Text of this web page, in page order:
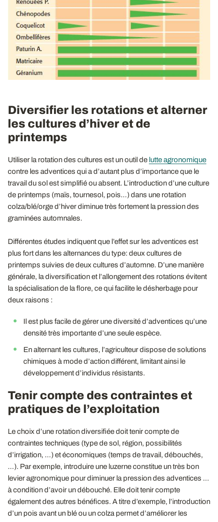
Diversifier les rotations et alterner
les cultures d’hiver et de
printemps
Utiliser la rotation des cultures est un outil de lutte agronomique
contre les adventices qui a d’autant plus d’importance que le
travail du sol est simplifié ou absent. L’introduction d’une culture
de printemps (maïs, tournesol, pois…) dans une rotation
colza/blé/orge d’hiver diminue très fortement la pression des
graminées automnales.
Différentes études indiquent que l’effet sur les adventices est
plus fort dans les alternances du type: deux cultures de
printemps suivies de deux cultures d’automne. D’une manière
générale, la diversification et l’allongement des rotations évitent
la spécialisation de la flore, ce qui facilite le désherbage pour
deux raisons :
Il est plus facile de gérer une diversité d’adventices qu’une
densité très importante d’une seule espèce.
En alternant les cultures, l’agriculteur dispose de solutions
chimiques à mode d’action différent, limitant ainsi le
développement d’individus résistants.
Tenir compte des contraintes et
pratiques de l’exploitation
Le choix d’une rotation diversifiée doit tenir compte de
contraintes techniques (type de sol, région, possibilités
d’irrigation, …) et économiques (temps de travail, débouchés,
…). Par exemple, introduire une luzerne constitue un très bon
levier agronomique pour diminuer la pression des adventices …
à condition d’avoir un débouché. Elle doit tenir compte
également des autres bénéfices. A titre d’exemple, l’introduction
d’un pois avant un blé ou un colza permet d’améliorer les